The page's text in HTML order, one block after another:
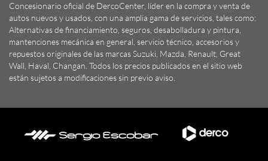
Concesionario oficial de DercoCenter, líder en la compra y venta de
autos nuevos y usados, con una amplia gama de servicios, tales como:
Alternativas de financiamiento, seguros, desabolladura y pintura,
mantenciones mecánica en general, servicio técnico, accesorios y
repuestos originales de las marcas Suzuki, Mazda, Renault, Great
Wall, Haval, Changan. Todos los precios publicados en el sitio web
están sujetos a modificaciones sin previo aviso.